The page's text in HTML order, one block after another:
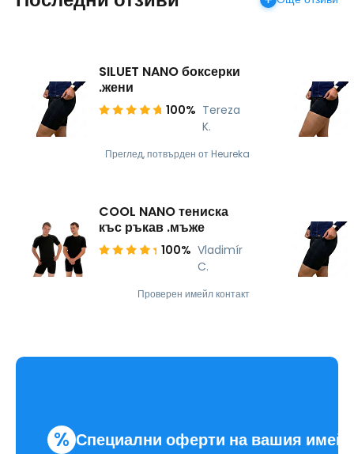
SILUET NANO боксерки
.жени
100% Tereza
K.
Преглед, потвърден от Heureka
COOL NANO тениска
къс ръкав .мъже
100% Vladimír
C.
Проверен имейл контакт
% Специални оферти на вашия